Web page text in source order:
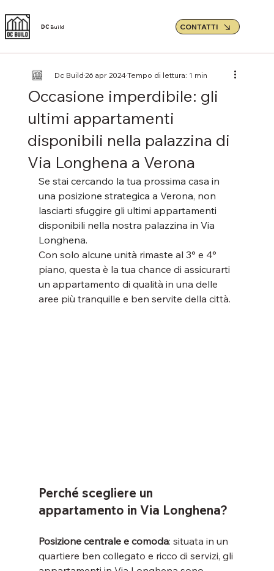
DC Build CONTATTI
Occasione imperdibile: gli
ultimi appartamenti
disponibili nella palazzina di
Via Longhena a Verona
Dc Build26 apr 2024Tempo di lettura: 1 min
Se stai cercando la tua prossima casa in
una posizione strategica a Verona, non
lasciarti sfuggire gli ultimi appartamenti
disponibili nella nostra palazzina in Via
Longhena.
Con solo alcune unità rimaste al 3° e 4°
piano, questa è la tua chance di assicurarti
un appartamento di qualità in una delle
aree più tranquille e ben servite della città.
Perché scegliere un
appartamento in Via Longhena?
Posizione centrale e comoda: situata in un
quartiere ben collegato e ricco di servizi, gli